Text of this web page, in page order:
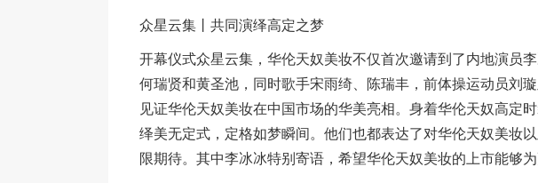
众星云集丨共同演绎高定之梦
开幕仪式众星云集，华伦天奴美妆不仅首次邀请到了内地演员
何瑞贤和黄圣池，同时歌手宋雨绮、陈瑞丰，前体操运动员刘
见证华伦天奴美妆在中国市场的华美亮相。身着华伦天奴高定
绎美无定式，定格如梦瞬间。他们也都表达了对华伦天奴美妆
限期待。其中李冰冰特别寄语，希望华伦天奴美妆的上市能够